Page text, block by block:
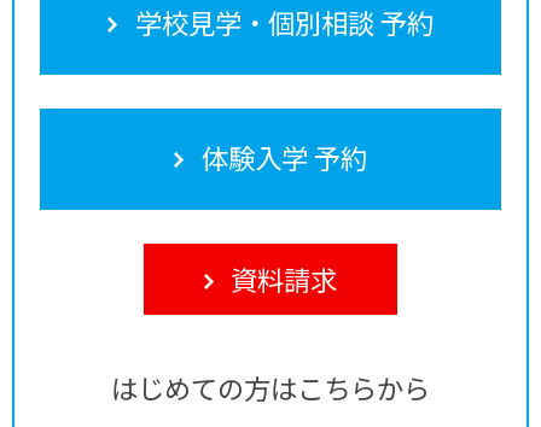
学校見学・個別相談 予約
体験入学 予約
資料請求
はじめての方はこちらから